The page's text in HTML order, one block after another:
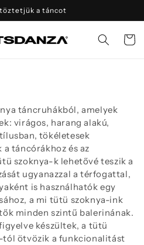
a táncot
Kosár
táncruhákból, amelyek
virágos, harang alakú,
tökéletesek
táncórákhoz és az
szoknya-k lehetővé teszik a
ugyanazzal a térfogattal,
is használhatók egy
a mi tütü szoknya-ink
minden szintű balerinának.
készültek, a tütü
tól ötvözik a funkcionalitást